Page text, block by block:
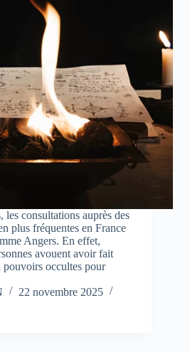
les consultations auprès des
plus fréquentes en France
Angers. En effet,
avouent avoir fait
pouvoirs occultes pour
22 novembre 2025